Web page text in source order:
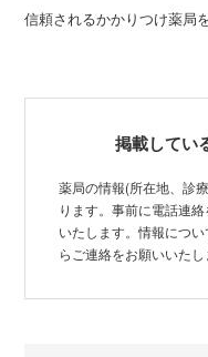
信頼されるかかりつけ薬局
掲載してい
薬局の情報(所在地、診
ります。事前に電話連
いたします。情報につ
らご連絡をお願いいたし